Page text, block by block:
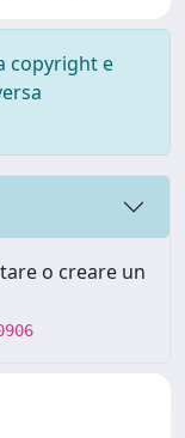
copyright e
o creare un